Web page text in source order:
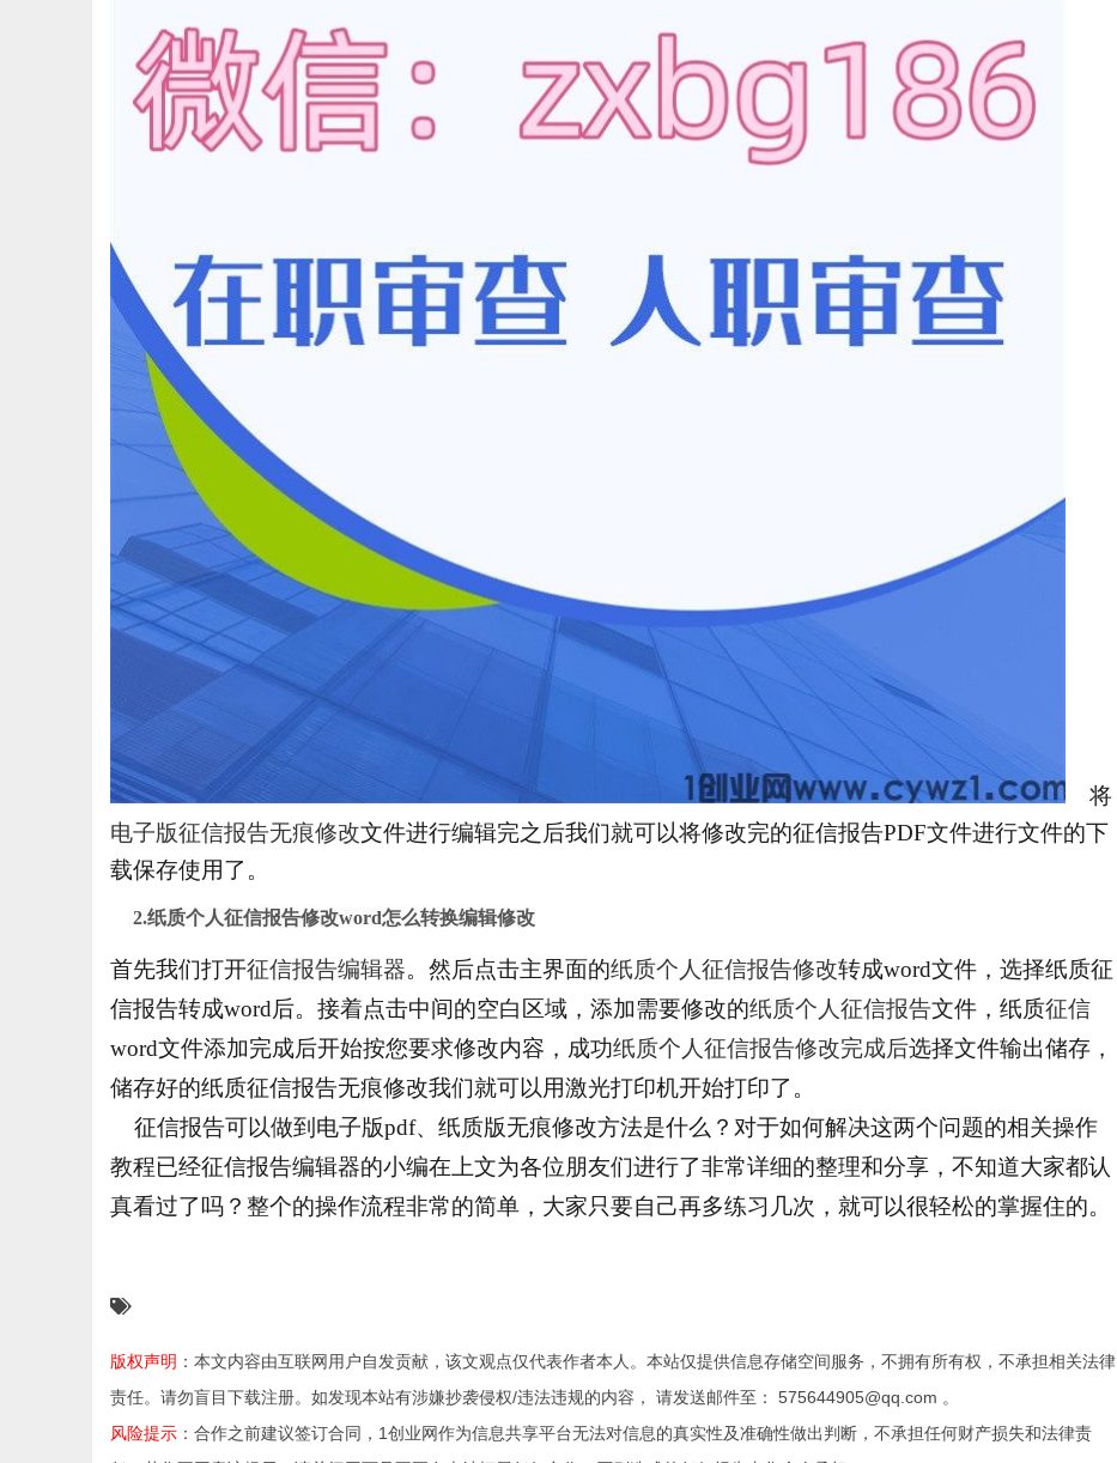
将
电子版征信报告无痕修改文件进行编辑完之后我们就可以将修改完的征信报告PDF文件进行文件的下
载保存使用了。
2.纸质个人征信报告修改word怎么转换编辑修改
首先我们打开征信报告编辑器。然后点击主界面的纸质个人征信报告修改转成word文件，选择纸质征
信报告转成word后。接着点击中间的空白区域，添加需要修改的纸质个人征信报告文件，纸质征信
word文件添加完成后开始按您要求修改内容，成功纸质个人征信报告修改完成后选择文件输出储存，
储存好的纸质征信报告无痕修改我们就可以用激光打印机开始打印了。
征信报告可以做到电子版pdf、纸质版无痕修改方法是什么？对于如何解决这两个问题的相关操作
教程已经征信报告编辑器的小编在上文为各位朋友们进行了非常详细的整理和分享，不知道大家都认
真看过了吗？整个的操作流程非常的简单，大家只要自己再多练习几次，就可以很轻松的掌握住的。
版权声明 ：本文内容由互联网用户自发贡献，该文观点仅代表作者本人。本站仅提供信息存储空间服务，不拥有所有权，不承担相关法律
责任。请勿盲目下载注册。如发现本站有涉嫌抄袭侵权/违法违规的内容， 请发送邮件至： 575644905@qq.com 。
风险提示 ：合作之前建议签订合同，1创业网作为信息共享平台无法对信息的真实性及准确性做出判断，不承担任何财产损失和法律责